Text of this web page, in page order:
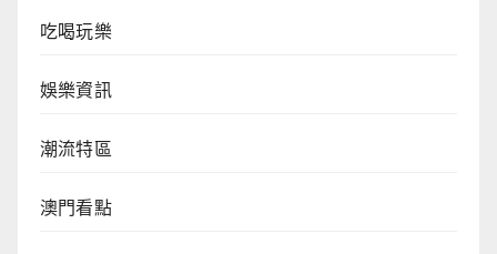
吃喝玩樂
娛樂資訊
潮流特區
澳門看點